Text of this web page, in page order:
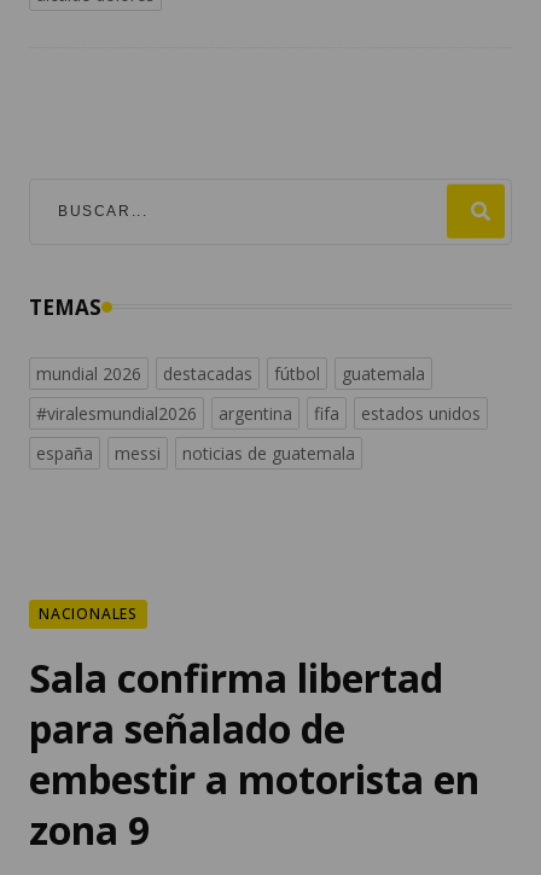
TEMAS
mundial 2026 destacadas fútbol
guatemala
#viralesmundial2026
argentina fifa
estados unidos
españa
messi noticias de guatemala
NACIONALES
Sala confirma libertad
para señalado de
embestir a motorista en
zona 9